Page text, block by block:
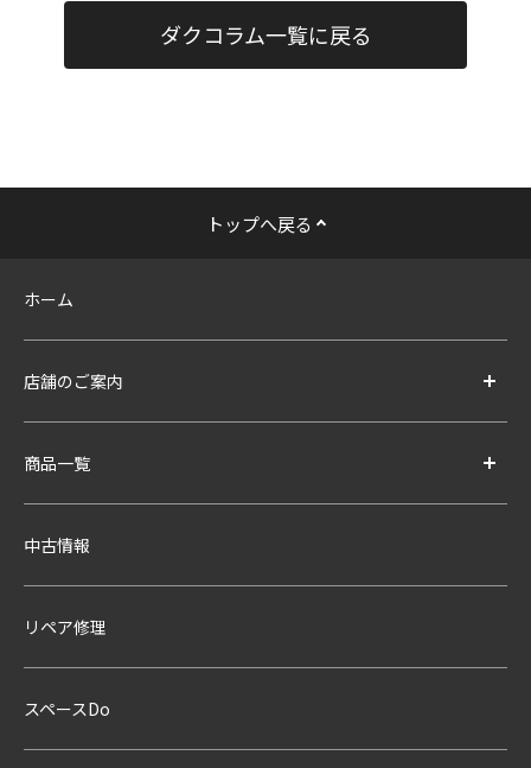
ダクコラム一覧に戻る
トップへ戻る
ホーム
店舗のご案内
商品一覧
中古情報
リペア修理
スペースDo